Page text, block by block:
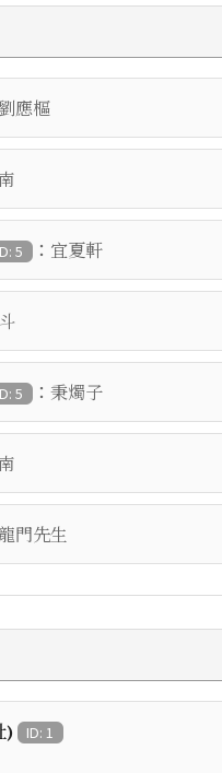
劉應樞
5 ： 宜夏軒
5 ： 秉燭子
門先生
) ID: 1